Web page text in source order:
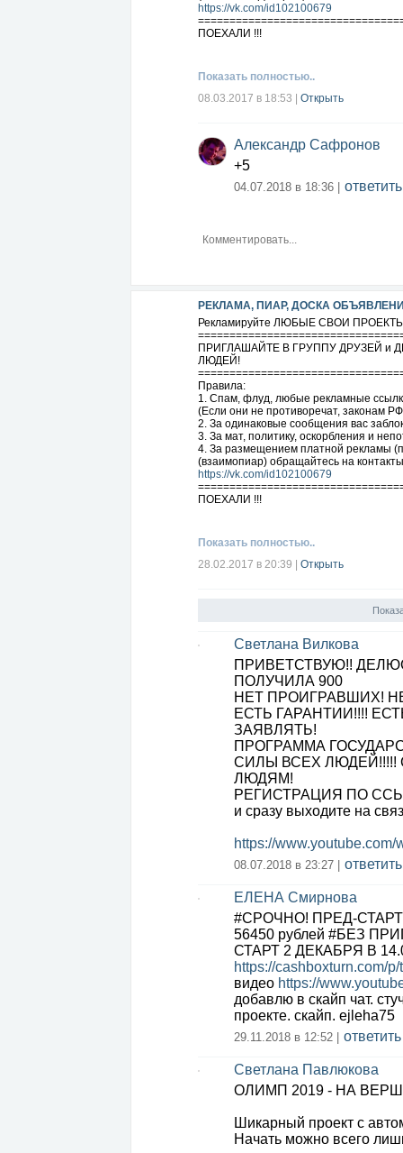
https://vk.com/id102100679
ПОЕХАЛИ !!!
Показать полностью..
08.03.2017 в 18:53
Открыть
Александр Сафронов
+5
04.07.2018 в 18:36 | ответить
РЕКЛАМА, ПИАР, ДОСКА
Рекламируйте ЛЮБЫЕ СВОИ ПРОЕКТЫ
ПРИГЛАШАЙТЕ В ГРУППУ ДРУЗЕЙ и
ЛЮДЕЙ!
Правила:
1. Спам, флуд, любые рекламные
(Если они не противоречат, законам
2. За одинаковые сообщения вас
3. За мат, политику, оскорбления и
4. За размещением платной рекламы
(взаимопиар) обращайтесь на
https://vk.com/id102100679
ПОЕХАЛИ !!!
Показать полностью..
28.02.2017 в 20:39
Открыть
Cветлана Вилкова
ПРИВЕТСТВУЮ!!
ПОЛУЧИЛА 900
НЕТ ПРОИГРАВШИХ!
ЕСТЬ ГАРАНТИИ!!!!
ЗАЯВЛЯТЬ!
ПРОГРАММА
СИЛЫ ВСЕХ ЛЮДЕЙ!!!!!
ЛЮДЯМ!
РЕГИСТРАЦИЯ ПО
и сразу выходите на
https://
08.07.2018 в 23:27 | ответить
ЕЛЕНА Смирнова
#СРОЧНО! ПРЕД-СТАРТ
56450 рублей #БЕЗ
СТАРТ 2 ДЕКАБРЯ В
https://cashboxturn.com/p/
видео https://
добавлю в скайп чат.
проекте. скайп. ejleha75
29.11.2018 в 12:52 | ответить
Светлана Павлюкова
ОЛИМП 2019 - НА
Шикарный проект с
Начать можно всего